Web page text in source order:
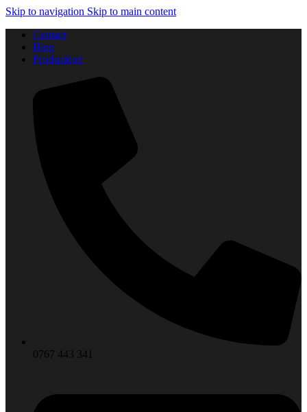
Skip to navigation Skip to main content
Contact
Blog
Producători
0767 443 341